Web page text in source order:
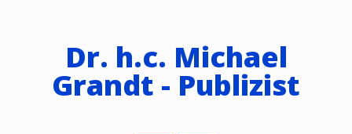
Dr. h.c. Michael
Grandt - Publizist